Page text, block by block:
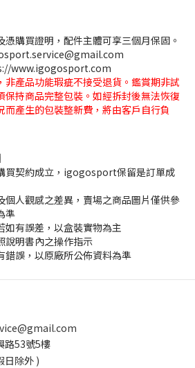
憑購買證明，配件主體可享三個月保固。
www.igogosport.com
非產品功能瑕疵不接受退貨。鑑賞期非試
保持商品完整包裝。如經拆封後無法恢復
而產生的包裝整新費，將由客戶自行負
買契約成立，igogosport保留是訂單成
個人觀感之差異，賣場之商品圖片僅供參
準
如有誤差，以盒裝實物為主
說明書內之操作指示
錯誤，以原廠所公佈資料為準
路53號5樓
日除外 )